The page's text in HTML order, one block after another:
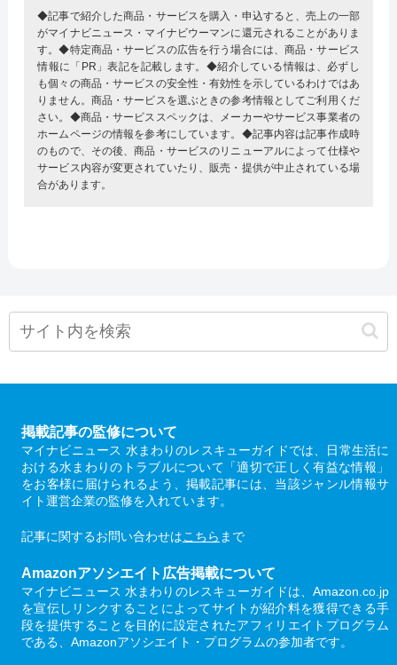
◆記事で紹介した商品・サービスを購入・申込すると、売上の一部
がマイナビニュース・マイナビウーマンに還元されることがありま
す。◆特定商品・サービスの広告を行う場合には、商品・サービス
情報に「PR」表記を記載します。◆紹介している情報は、必ずし
も個々の商品・サービスの安全性・有効性を示しているわけではあ
りません。商品・サービスを選ぶときの参考情報としてご利用くだ
さい。◆商品・サービススペックは、メーカーやサービス事業者の
ホームページの情報を参考にしています。◆記事内容は記事作成時
のもので、その後、商品・サービスのリニューアルによって仕様や
サービス内容が変更されていたり、販売・提供が中止されている場
合があります。
掲載記事の監修について
マイナビニュース 水まわりのレスキューガイドでは、日常生活に
おける水まわりのトラブルについて「適切で正しく有益な情報」
をお客様に届けられるよう、掲載記事には、当該ジャンル情報サ
イト運営企業の監修を入れています。
記事に関するお問い合わせはこちら まで
Amazonアソシエイト広告掲載について
マイナビニュース 水まわりのレスキューガイドは、Amazon.co.jp
を宣伝しリンクすることによってサイトが紹介料を獲得できる手
段を提供することを目的に設定されたアフィリエイトプログラム
である、Amazonアソシエイト・プログラムの参加者です。